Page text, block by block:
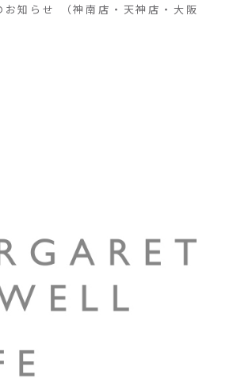
知らせ （神南店・天神店・大阪